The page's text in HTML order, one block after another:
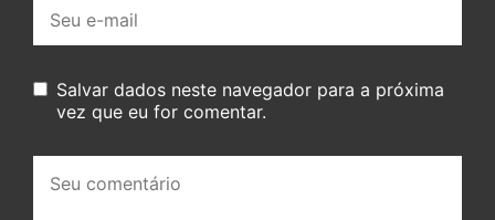
mail:
Salvar dados neste navegador para a próxima
vez que eu for comentar.
comentário: